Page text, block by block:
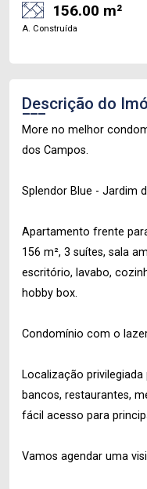
156.00 m²
A. Construída
Descrição do
More no melhor
dos Campos.
Splendor Blue - Jardim
Apartamento frente
156 m², 3 suítes, sala
escritório, lavabo,
hobby box.
Condomínio com o
Localização
bancos, restaurantes,
fácil acesso para
Vamos agendar uma